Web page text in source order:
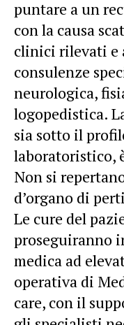
puntare a un
con la causa
clinici rilevati e
consulenze
neurologica,
logopedistica.
sia sotto il
laboratoristico,
Non si
d’organo di
Le cure del
proseguiranno
medica ad
operativa di
care, con il